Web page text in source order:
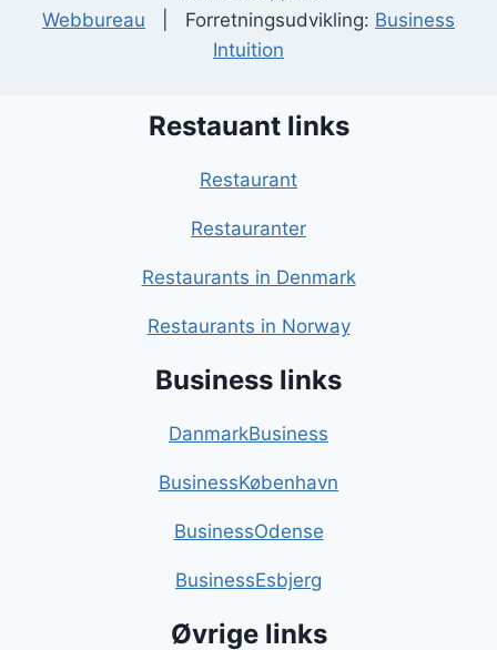
Webbureau | Forretningsudvikling: Business
Intuition
Restauant links
Restaurant
Restauranter
Restaurants in Denmark
Restaurants in Norway
Business links
DanmarkBusiness
BusinessKøbenhavn
BusinessOdense
BusinessEsbjerg
Øvrige links